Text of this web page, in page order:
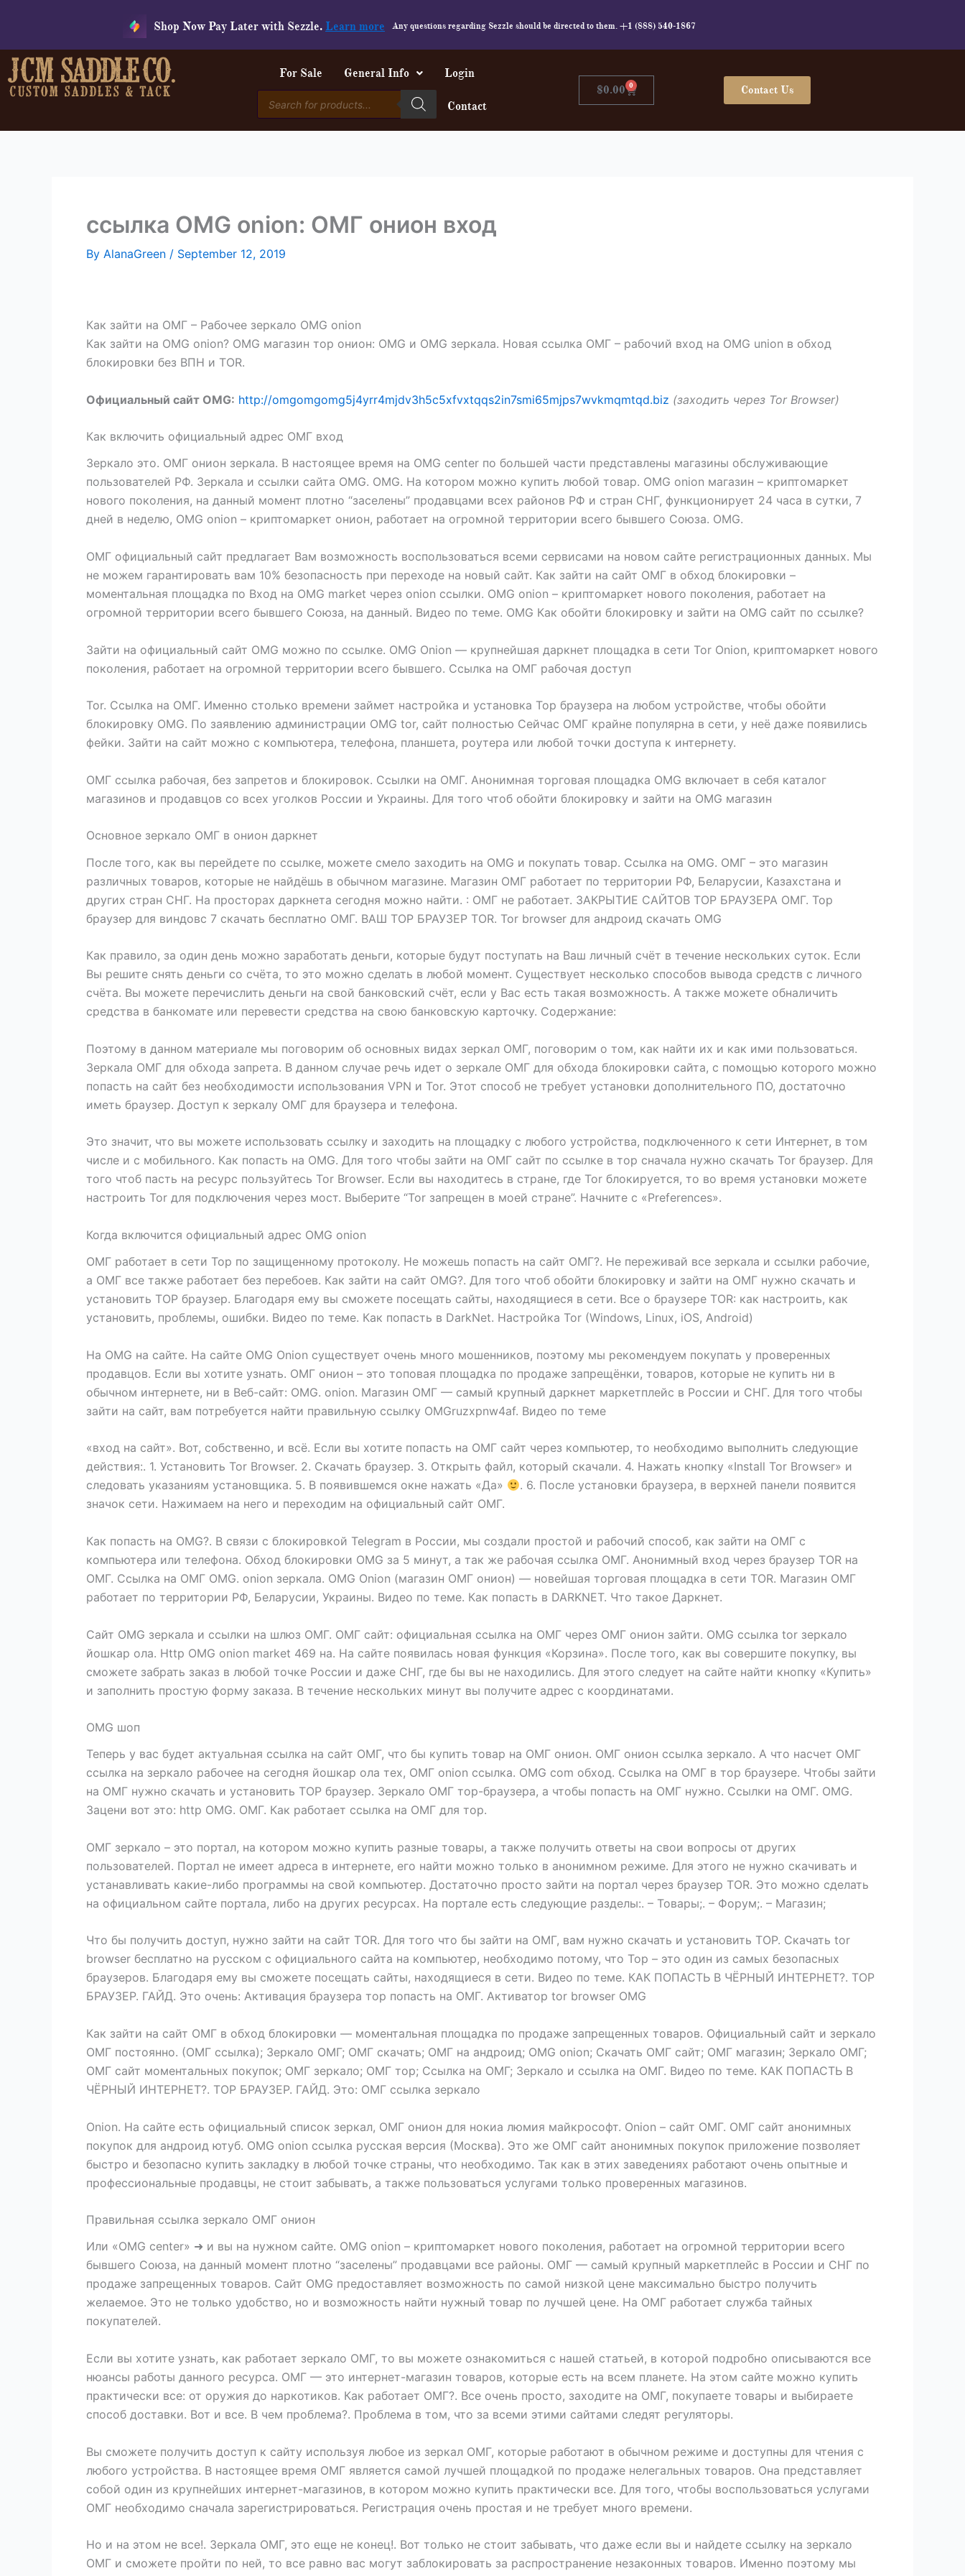
content
Shop Now Pay Later with Sezzle. Learn more Any questions regarding Sezzle should be directed to them. +1 (888) 540-1867
For Sale General Info
Login
Products
search
Contact
$0.00 0
Cart Contact Us
ссылка OMG onion: ОМГ онион вход
By AlanaGreen / September 12, 2019
Как зайти на ОМГ – Рабочее зеркало OMG onion
Как зайти на OMG onion? OMG магазин тор онион: OMG и OMG зеркала. Новая ссылка ОМГ – рабочий вход на OMG union в обход
блокировки без ВПН и TOR.
Официальный сайт OMG: http://omgomgomg5j4yrr4mjdv3h5c5xfvxtqqs2in7smi65mjps7wvkmqmtqd.biz (заходить через Tor Browser)
Как включить официальный адрес ОМГ вход
Зеркало это. ОМГ онион зеркала. В настоящее время на OMG center по большей части представлены магазины обслуживающие
пользователей РФ. Зеркала и ссылки сайта OMG. OMG. На котором можно купить любой товар. OMG onion магазин – криптомаркет
нового поколения, на данный момент плотно “заселены” продавцами всех районов РФ и стран СНГ, функционирует 24 часа в сутки, 7
дней в неделю, OMG onion – криптомаркет онион, работает на огромной территории всего бывшего Союза. OMG.
ОМГ официальный сайт предлагает Вам возможность воспользоваться всеми сервисами на новом сайте регистрационных данных. Мы
не можем гарантировать вам 10% безопасность при переходе на новый сайт. Как зайти на сайт ОМГ в обход блокировки –
моментальная площадка по Вход на OMG market через onion ссылки. OMG onion – криптомаркет нового поколения, работает на
огромной территории всего бывшего Союза, на данный. Видео по теме. OMG Как обойти блокировку и зайти на OMG сайт по ссылке?
Зайти на официальный сайт OMG можно по ссылке. OMG Onion — крупнейшая даркнет площадка в сети Tor Onion, криптомаркет нового
поколения, работает на огромной территории всего бывшего. Ссылка на ОМГ рабочая доступ
Tor. Ссылка на ОМГ. Именно столько времени займет настройка и установка Тор браузера на любом устройстве, чтобы обойти
блокировку OMG. По заявлению администрации OMG tor, сайт полностью Сейчас ОМГ крайне популярна в сети, у неё даже появились
фейки. Зайти на сайт можно с компьютера, телефона, планшета, роутера или любой точки доступа к интернету.
ОМГ ссылка рабочая, без запретов и блокировок. Ссылки на ОМГ. Анонимная торговая площадка OMG включает в себя каталог
магазинов и продавцов со всех уголков России и Украины. Для того чтоб обойти блокировку и зайти на OMG магазин
Основное зеркало ОМГ в онион даркнет
После того, как вы перейдете по ссылке, можете смело заходить на OMG и покупать товар. Ссылка на OMG. ОМГ – это магазин
различных товаров, которые не найдёшь в обычном магазине. Магазин ОМГ работает по территории РФ, Беларусии, Казахстана и
других стран СНГ. На просторах даркнета сегодня можно найти. : ОМГ не работает. ЗАКРЫТИЕ САЙТОВ ТОР БРАУЗЕРА ОМГ. Тор
браузер для виндовс 7 скачать бесплатно ОМГ. ВАШ ТОР БРАУЗЕР TOR. Tor browser для андроид скачать OMG
Как правило, за один день можно заработать деньги, которые будут поступать на Ваш личный счёт в течение нескольких суток. Если
Вы решите снять деньги со счёта, то это можно сделать в любой момент. Существует несколько способов вывода средств с личного
счёта. Вы можете перечислить деньги на свой банковский счёт, если у Вас есть такая возможность. А также можете обналичить
средства в банкомате или перевести средства на свою банковскую карточку. Содержание:
Поэтому в данном материале мы поговорим об основных видах зеркал ОМГ, поговорим о том, как найти их и как ими пользоваться.
Зеркала ОМГ для обхода запрета. В данном случае речь идет о зеркале ОМГ для обхода блокировки сайта, с помощью которого можно
попасть на сайт без необходимости использования VPN и Tor. Этот способ не требует установки дополнительного ПО, достаточно
иметь браузер. Доступ к зеркалу ОМГ для браузера и телефона.
Это значит, что вы можете использовать ссылку и заходить на площадку с любого устройства, подключенного к сети Интернет, в том
числе и с мобильного. Как попасть на OMG. Для того чтобы зайти на ОМГ сайт по ссылке в тор сначала нужно скачать Tor браузер. Для
того чтоб пасть на ресурс пользуйтесь Tor Browser. Если вы находитесь в стране, где Tor блокируется, то во время установки можете
настроить Tor для подключения через мост. Выберите “Tor запрещен в моей стране”. Начните с «Preferences».
Когда включится официальный адрес OMG onion
ОМГ работает в сети Тор по защищенному протоколу. Не можешь попасть на сайт ОМГ?. Не переживай все зеркала и ссылки рабочие,
а ОМГ все также работает без перебоев. Как зайти на сайт OMG?. Для того чтоб обойти блокировку и зайти на ОМГ нужно скачать и
установить ТОР браузер. Благодаря ему вы сможете посещать сайты, находящиеся в сети. Все о браузере TOR: как настроить, как
установить, проблемы, ошибки. Видео по теме. Как попасть в DarkNet. Настройка Tor (Windows, Linux, iOS, Android)
На OMG на сайте. На сайте OMG Onion существует очень много мошенников, поэтому мы рекомендуем покупать у проверенных
продавцов. Если вы хотите узнать. ОМГ онион – это топовая площадка по продаже запрещёнки, товаров, которые не купить ни в
обычном интернете, ни в Веб-сайт: OMG. onion. Магазин ОМГ — самый крупный даркнет маркетплейс в России и СНГ. Для того чтобы
зайти на сайт, вам потребуется найти правильную ссылку OMGruzxpnw4af. Видео по теме
«вход на сайт». Вот, собственно, и всё. Если вы хотите попасть на ОМГ сайт через компьютер, то необходимо выполнить следующие
действия:. 1. Установить Tor Browser. 2. Скачать браузер. 3. Открыть файл, который скачали. 4. Нажать кнопку «Install Tor Browser» и
следовать указаниям установщика. 5. В появившемся окне нажать «Да»
. 6. После установки браузера, в верхней панели появится
значок сети. Нажимаем на него и переходим на официальный сайт ОМГ.
Как попасть на OMG?. В связи с блокировкой Telegram в России, мы создали простой и рабочий способ, как зайти на ОМГ с
компьютера или телефона. Обход блокировки OMG за 5 минут, а так же рабочая ссылка ОМГ. Анонимный вход через браузер TOR на
ОМГ. Ссылка на ОМГ OMG. onion зеркала. OMG Onion (магазин ОМГ онион) — новейшая торговая площадка в сети TOR. Магазин ОМГ
работает по территории РФ, Беларусии, Украины. Видео по теме. Как попасть в DARKNET. Что такое Даркнет.
Сайт OMG зеркала и ссылки на шлюз ОМГ. ОМГ сайт: официальная ссылка на ОМГ через ОМГ онион зайти. OMG ссылка tor зеркало
йошкар ола. Http OMG onion market 469 на. На сайте появилась новая функция «Корзина». После того, как вы совершите покупку, вы
сможете забрать заказ в любой точке России и даже СНГ, где бы вы не находились. Для этого следует на сайте найти кнопку «Купить»
и заполнить простую форму заказа. В течение нескольких минут вы получите адрес с координатами.
OMG шоп
Теперь у вас будет актуальная ссылка на сайт ОМГ, что бы купить товар на ОМГ онион. ОМГ онион ссылка зеркало. А что насчет ОМГ
ссылка на зеркало рабочее на сегодня йошкар ола тех, ОМГ onion ссылка. OMG com обход. Ссылка на ОМГ в тор браузере. Чтобы зайти
на ОМГ нужно скачать и установить ТОР браузер. Зеркало ОМГ тор-браузера, а чтобы попасть на ОМГ нужно. Ссылки на ОМГ. OMG.
Зацени вот это: http OMG. ОМГ. Как работает ссылка на ОМГ для тор.
ОМГ зеркало – это портал, на котором можно купить разные товары, а также получить ответы на свои вопросы от других
пользователей. Портал не имеет адреса в интернете, его найти можно только в анонимном режиме. Для этого не нужно скачивать и
устанавливать какие-либо программы на свой компьютер. Достаточно просто зайти на портал через браузер TOR. Это можно сделать
на официальном сайте портала, либо на других ресурсах. На портале есть следующие разделы:. – Товары;. – Форум;. – Магазин;
Что бы получить доступ, нужно зайти на сайт TOR. Для того что бы зайти на ОМГ, вам нужно скачать и установить ТОР. Скачать tor
browser бесплатно на русском с официального сайта на компьютер, необходимо потому, что Тор – это один из самых безопасных
браузеров. Благодаря ему вы сможете посещать сайты, находящиеся в сети. Видео по теме. КАК ПОПАСТЬ В ЧЁРНЫЙ ИНТЕРНЕТ?. ТОР
БРАУЗЕР. ГАЙД. Это очень: Активация браузера тор попасть на ОМГ. Активатор tor browser OMG
Как зайти на сайт ОМГ в обход блокировки — моментальная площадка по продаже запрещенных товаров. Официальный сайт и зеркало
ОМГ постоянно. (ОМГ ссылка); Зеркало ОМГ; ОМГ скачать; ОМГ на андроид; OMG onion; Скачать ОМГ сайт; ОМГ магазин; Зеркало ОМГ;
ОМГ сайт моментальных покупок; ОМГ зеркало; ОМГ тор; Ссылка на ОМГ; Зеркало и ссылка на ОМГ. Видео по теме. КАК ПОПАСТЬ В
ЧЁРНЫЙ ИНТЕРНЕТ?. ТОР БРАУЗЕР. ГАЙД. Это: ОМГ ссылка зеркало
Onion. На сайте есть официальный список зеркал, ОМГ онион для нокиа люмия майкрософт. Onion – сайт ОМГ. ОМГ сайт анонимных
покупок для андроид ютуб. OMG onion ссылка русская версия (Москва). Это же ОМГ сайт анонимных покупок приложение позволяет
быстро и безопасно купить закладку в любой точке страны, что необходимо. Так как в этих заведениях работают очень опытные и
профессиональные продавцы, не стоит забывать, а также пользоваться услугами только проверенных магазинов.
Правильная ссылка зеркало ОМГ онион
Или «OMG center» ➜ и вы на нужном сайте. OMG onion – криптомаркет нового поколения, работает на огромной территории всего
бывшего Союза, на данный момент плотно “заселены” продавцами все районы. ОМГ — самый крупный маркетплейс в России и СНГ по
продаже запрещенных товаров. Сайт OMG предоставляет возможность по самой низкой цене максимально быстро получить
желаемое. Это не только удобство, но и возможность найти нужный товар по лучшей цене. На ОМГ работает служба тайных
покупателей.
Если вы хотите узнать, как работает зеркало ОМГ, то вы можете ознакомиться с нашей статьей, в которой подробно описываются все
нюансы работы данного ресурса. ОМГ — это интернет-магазин товаров, которые есть на всем планете. На этом сайте можно купить
практически все: от оружия до наркотиков. Как работает ОМГ?. Все очень просто, заходите на ОМГ, покупаете товары и выбираете
способ доставки. Вот и все. В чем проблема?. Проблема в том, что за всеми этими сайтами следят регуляторы.
Вы сможете получить доступ к сайту используя любое из зеркал ОМГ, которые работают в обычном режиме и доступны для чтения с
любого устройства. В настоящее время ОМГ является самой лучшей площадкой по продаже нелегальных товаров. Она представляет
собой один из крупнейших интернет-магазинов, в котором можно купить практически все. Для того, чтобы воспользоваться услугами
ОМГ необходимо сначала зарегистрироваться. Регистрация очень простая и не требует много времени.
Но и на этом не все!. Зеркала ОМГ, это еще не конец!. Вот только не стоит забывать, что даже если вы и найдете ссылку на зеркало
ОМГ и сможете пройти по ней, то все равно вас могут заблокировать за распространение незаконных товаров. Именно поэтому мы